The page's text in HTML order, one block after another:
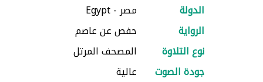
الدولة
مصر - Egypt
الرواية
حفص عن عاصم
نوع التلاوة
المصحف المرتل
جودة الصوت
عالية